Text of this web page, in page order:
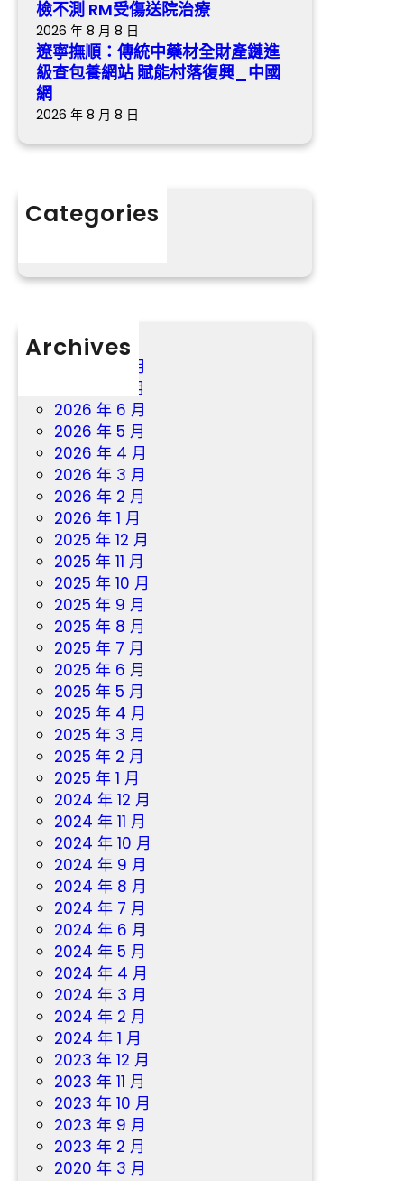
站
興
檢不測 RM受傷送院治療
2026 年 8 月 8 日
遼寧撫順：傳統中藥材全財產鏈進
級查包養網站 賦能村落復興_中國
網
2026 年 8 月 8 日
Categories
Archives
2026 年 8 月
2026 年 7 月
2026 年 6 月
2026 年 5 月
2026 年 4 月
2026 年 3 月
2026 年 2 月
2026 年 1 月
2025 年 12 月
2025 年 11 月
2025 年 10 月
2025 年 9 月
2025 年 8 月
2025 年 7 月
2025 年 6 月
2025 年 5 月
2025 年 4 月
2025 年 3 月
2025 年 2 月
2025 年 1 月
2024 年 12 月
2024 年 11 月
2024 年 10 月
2024 年 9 月
2024 年 8 月
2024 年 7 月
2024 年 6 月
2024 年 5 月
2024 年 4 月
2024 年 3 月
2024 年 2 月
2024 年 1 月
2023 年 12 月
2023 年 11 月
2023 年 10 月
2023 年 9 月
2023 年 2 月
2020 年 3 月